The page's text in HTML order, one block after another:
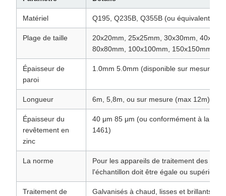
Matériel Q195, Q235B, Q355B (ou équivalent)
Plage de taille
20x20mm, 25x25mm, 30x30mm,
80x80mm, 100x100mm, 150x150mm,
Épaisseur de
paroi
1.0mm 5.0mm (disponible sur mesure)
Longueur 6m, 5,8m, ou sur mesure (max 12m)
Épaisseur du
revêtement en
zinc
40 μm 85 μm (ou conformément à la
1461)
La norme
Pour les appareils de traitement des
l'échantillon doit être égale ou supérieure
Traitement de
Galvanisés à chaud, lisses et brillants